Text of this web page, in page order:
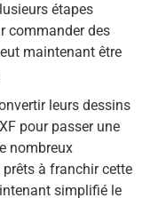
étapes
commander des
maintenant être
leurs dessins
pour passer une
nombreux
à franchir cette
simplifié le